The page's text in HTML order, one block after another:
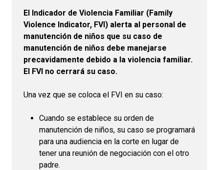
El Indicador de Violencia Familiar (Family
Violence Indicator, FVI) alerta al personal de
manutención de niños que su caso de
manutención de niños debe manejarse
precavidamente debido a la violencia familiar.
El FVI no cerrará su caso.
Una vez que se coloca el FVI en su caso:
Cuando se establece su orden de
manutención de niños, su caso se programará
para una audiencia en la corte en lugar de
tener una reunión de negociación con el otro
padre.